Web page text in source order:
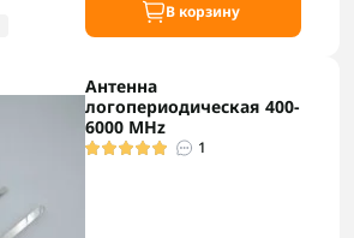
В корзину
Антенна
логопериодическая 400-
6000 MHz
1